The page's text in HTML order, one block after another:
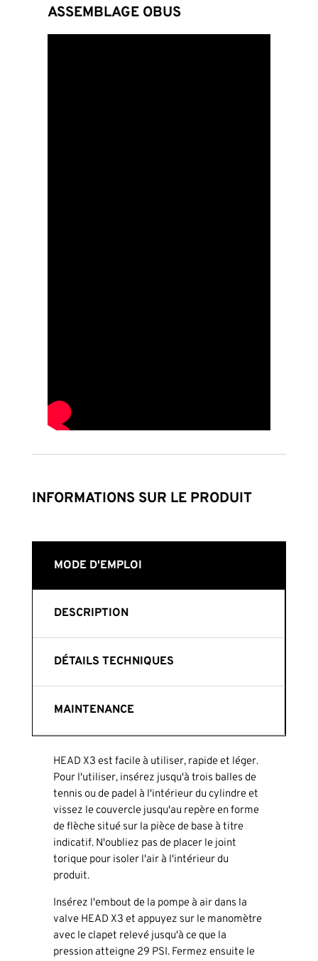
ASSEMBLAGE OBUS
INFORMATIONS SUR LE PRODUIT
MODE D'EMPLOI
DESCRIPTION
DÉTAILS TECHNIQUES
MAINTENANCE
HEAD X3 est facile à utiliser, rapide et léger.
Pour l'utiliser, insérez jusqu'à trois balles de
tennis ou de padel à l'intérieur du cylindre et
vissez le couvercle jusqu'au repère en forme
de flèche situé sur la pièce de base à titre
indicatif. N'oubliez pas de placer le joint
torique pour isoler l'air à l'intérieur du
produit.
Insérez l'embout de la pompe à air dans la
valve HEAD X3 et appuyez sur le manomètre
avec le clapet relevé jusqu'à ce que la
pression atteigne 29 PSI. Fermez ensuite le